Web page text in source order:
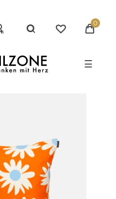
0
☰